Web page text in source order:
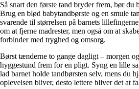
Så snart den første tand bryder frem, bør du
Brug en blød babytandbørste og en smule
svarende til størrelsen på barnets
om at fjerne madrester, men også om at
forbinder med tryghed og omsorg.
Børst tænderne to gange dagligt – morgen
hyggestund frem for en pligt. Syng en lille
lad barnet holde tandbørsten selv, mens du
oplevelsen bliver, desto lettere bliver det at